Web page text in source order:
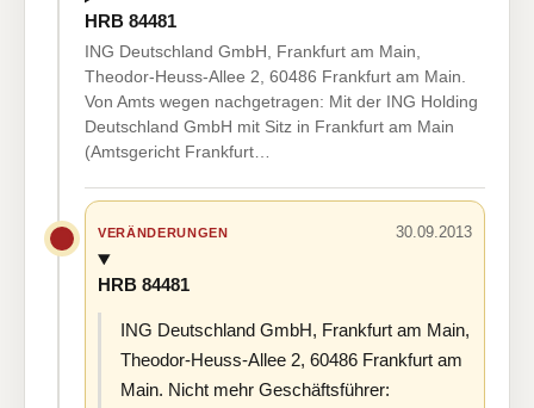
HRB 84481
ING Deutschland GmbH, Frankfurt am Main,
Theodor-Heuss-Allee 2, 60486 Frankfurt am Main.
Von Amts wegen nachgetragen: Mit der ING Holding
Deutschland GmbH mit Sitz in Frankfurt am Main
(Amtsgericht Frankfurt…
VERÄNDERUNGEN 30.09.2013
HRB 84481
ING Deutschland GmbH, Frankfurt am Main,
Theodor-Heuss-Allee 2, 60486 Frankfurt am
Main. Nicht mehr Geschäftsführer: